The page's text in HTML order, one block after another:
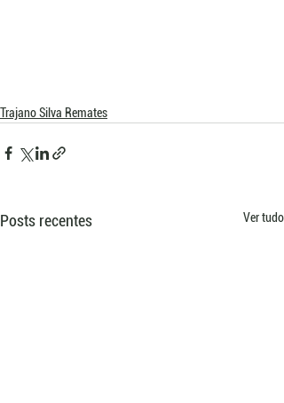
Trajano Silva Remates
Posts recentes Ver tudo